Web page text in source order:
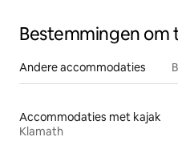
Bestemmingen om
Andere accommodaties
Accommodaties met kajak
Klamath